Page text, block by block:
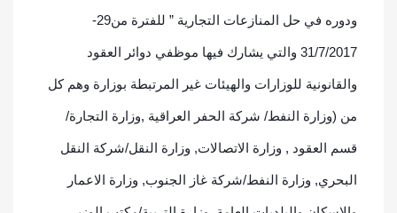
ودوره في حل المنازعات التجارية ” للفترة من29-
31/7/2017 والتي يشارك فيها موظفي دوائر العقود
والقانونية للوزارات والهيئات غير المرتبطة بوزارة وهم كل
من (وزارة النفط/ شركة الحفر العراقية ,وزارة التجارة/
قسم العقود , وزارة الاتصالات, وزارة النقل/شركة النقل
البحري, وزارة النفط/شركة غاز الجنوب, وزارة الاعمار